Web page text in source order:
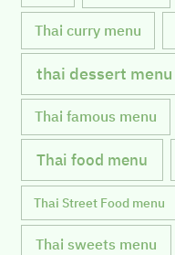
Thai curry menu
thai dessert menu
Thai famous menu
Thai food menu
Thai Street Food menu
Thai sweets menu